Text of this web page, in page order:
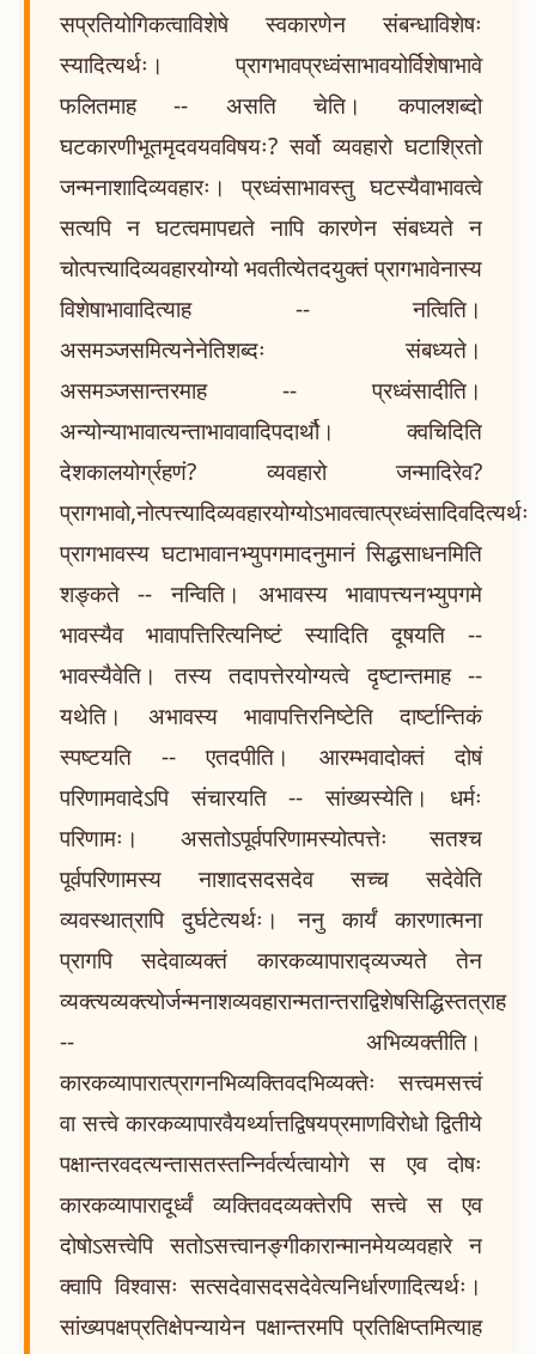
सप्रतियोगिकत्वाविशेषे स्वकारणेन संबन्धाविशेषः
स्यादित्यर्थः। प्रागभावप्रध्वंसाभावयोर्विशेषाभावे
फलितमाह -- असति चेति। कपालशब्दो
घटकारणीभूतमृदवयवविषयः? सर्वो व्यवहारो घटाश्रितो
जन्मनाशादिव्यवहारः। प्रध्वंसाभावस्तु घटस्यैवाभावत्वे
सत्यपि न घटत्वमापद्यते नापि कारणेन संबध्यते न
चोत्पत्त्यादिव्यवहारयोग्यो भवतीत्येतदयुक्तं प्रागभावेनास्य
विशेषाभावादित्याह -- नत्विति।
असमञ्जसमित्यनेनेतिशब्दः संबध्यते।
असमञ्जसान्तरमाह -- प्रध्वंसादीति।
अन्योन्याभावात्यन्ताभावावादिपदार्थौ। क्वचिदिति
देशकालयोर्ग्रहणं? व्यवहारो जन्मादिरेव?
प्रागभावस्य घटाभावानभ्युपगमादनुमानं सिद्धसाधनमिति
शङ्कते -- नन्विति। अभावस्य भावापत्त्यनभ्युपगमे
भावस्यैव भावापत्तिरित्यनिष्टं स्यादिति दूषयति --
भावस्यैवेति। तस्य तदापत्तेरयोग्यत्वे दृष्टान्तमाह --
यथेति। अभावस्य भावापत्तिरनिष्टेति दार्ष्टान्तिकं
स्पष्टयति -- एतदपीति। आरम्भवादोक्तं दोषं
परिणामवादेऽपि संचारयति -- सांख्यस्येति। धर्मः
परिणामः। असतोऽपूर्वपरिणामस्योत्पत्तेः सतश्च
पूर्वपरिणामस्य नाशादसदसदेव सच्च सदेवेति
व्यवस्थात्रापि दुर्घटेत्यर्थः। ननु कार्यं कारणात्मना
प्रागपि सदेवाव्यक्तं कारकव्यापाराद्व्यज्यते तेन
व्यक्त्यव्यक्त्योर्जन्मनाशव्यवहारान्मतान्तराद्विशेषसिद्धिस्तत्राह
-- अभिव्यक्तीति।
कारकव्यापारात्प्रागनभिव्यक्तिवदभिव्यक्तेः सत्त्वमसत्त्वं
वा सत्त्वे कारकव्यापारवैयर्थ्यात्तद्विषयप्रमाणविरोधो द्वितीये
पक्षान्तरवदत्यन्तासतस्तन्निर्वर्त्यत्वायोगे स एव दोषः
कारकव्यापारादूर्ध्वं व्यक्तिवदव्यक्तेरपि सत्त्वे स एव
दोषोऽसत्त्वेपि सतोऽसत्त्वानङ्गीकारान्मानमेयव्यवहारे न
क्वापि विश्वासः सत्सदेवासदसदेवेत्यनिर्धारणादित्यर्थः।
सांख्यपक्षप्रतिक्षेपन्यायेन पक्षान्तरमपि प्रतिक्षिप्तमित्याह